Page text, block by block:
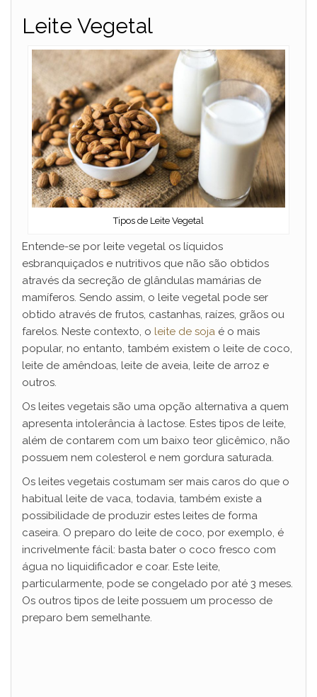
Leite Vegetal
Tipos de Leite Vegetal
Entende-se por leite vegetal os líquidos
esbranquiçados e nutritivos que não são obtidos
através da secreção de glândulas mamárias de
mamíferos. Sendo assim, o leite vegetal pode ser
obtido através de frutos, castanhas, raízes, grãos ou
farelos. Neste contexto, o leite de soja é o mais
popular, no entanto, também existem o leite de coco,
leite de amêndoas, leite de aveia, leite de arroz e
outros.
Os leites vegetais são uma opção alternativa a quem
apresenta intolerância à lactose. Estes tipos de leite,
além de contarem com um baixo teor glicêmico, não
possuem nem colesterol e nem gordura saturada.
Os leites vegetais costumam ser mais caros do que o
habitual leite de vaca, todavia, também existe a
possibilidade de produzir estes leites de forma
caseira. O preparo do leite de coco, por exemplo, é
incrivelmente fácil: basta bater o coco fresco com
água no liquidificador e coar. Este leite,
particularmente, pode se congelado por até 3 meses.
Os outros tipos de leite possuem um processo de
preparo bem semelhante.